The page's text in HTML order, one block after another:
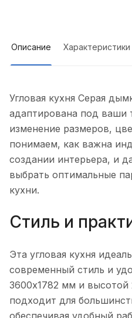
Описание Характеристики
Угловая кухня Серая
адаптирована под ваши
изменение размеров,
понимаем, как важна
создании интерьера, и
выбрать оптимальные
кухни.
Стиль и
Эта угловая кухня
современный стиль и
3600x1782 мм и
подходит для
обеспечивая удобный